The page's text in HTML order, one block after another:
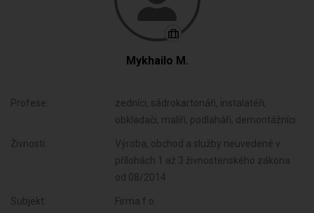
Mykhailo M.
Profese:
zedníci, sádrokartonáři, instalatéři,
obkladači, malíři, podlaháři, demontážníci
Živnosti:
Výroba, obchod a služby neuvedené v
přílohách 1 až 3 živnostenského zákona
od 08/2014
Subjekt: Firma f.o.